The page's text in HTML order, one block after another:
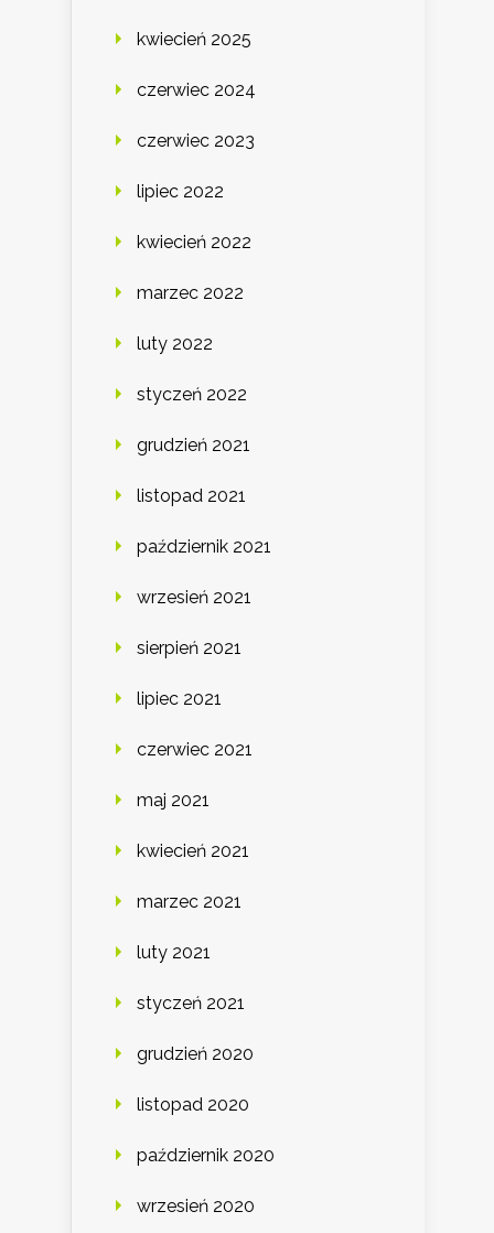
kwiecień 2025
czerwiec 2024
czerwiec 2023
lipiec 2022
kwiecień 2022
marzec 2022
luty 2022
styczeń 2022
grudzień 2021
listopad 2021
październik 2021
wrzesień 2021
sierpień 2021
lipiec 2021
czerwiec 2021
maj 2021
kwiecień 2021
marzec 2021
luty 2021
styczeń 2021
grudzień 2020
listopad 2020
październik 2020
wrzesień 2020